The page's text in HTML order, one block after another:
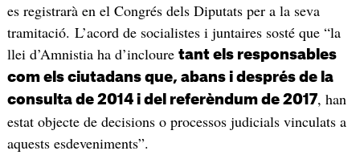
es registrarà en el Congrés dels Diputats per a la seva
tramitació. L’acord de socialistes i juntaires sosté que “la
llei d’Amnistia ha d’incloure tant els responsables
com els ciutadans que, abans i després de la
consulta de 2014 i del referèndum de 2017, han
estat objecte de decisions o processos judicials vinculats a
aquests esdeveniments”.